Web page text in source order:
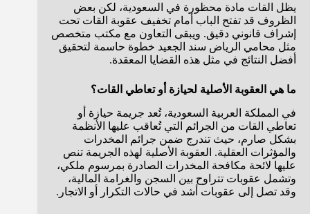
يظل القات مادة محظورة في السعودية، لكن بعض
الظروف قد تفتح الباب أمام تخفيف عقوبة القات تحت
إشراف قانوني دقيق. ويبقى التعاون مع مكتب متخصص
مثل محامي الرياض سند الجعيد خطوة حاسمة لتحقيق
أفضل النتائج في مثل هذه القضايا المعقدة.
ما هي العقوبة الأصلية لحيازة أو تعاطي القات؟
في المملكة العربية السعودية، تُعد جريمة حيازة أو
تعاطي القات من الجرائم التي تُعاقب عليها الأنظمة
بشكل صارم، حيث تندرج ضمن جرائم المخدرات
والمؤثرات العقلية. العقوبة الأصلية لهذه الجريمة تنص
عليها لائحة مكافحة المخدرات الصادرة بمرسوم ملكي،
وتشمل عقوبات تتراوح بين السجن والغرامة المالية،
وقد تصل إلى عقوبات أشد في حالات التكرار أو الاتجار.